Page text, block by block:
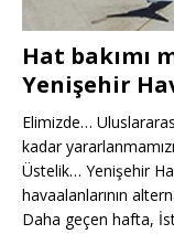
Hat bakımı
Yenişehir
Elimizde…
kadar
Üstelik… Yenişehir
havaalanlarının
Daha geçen hafta,